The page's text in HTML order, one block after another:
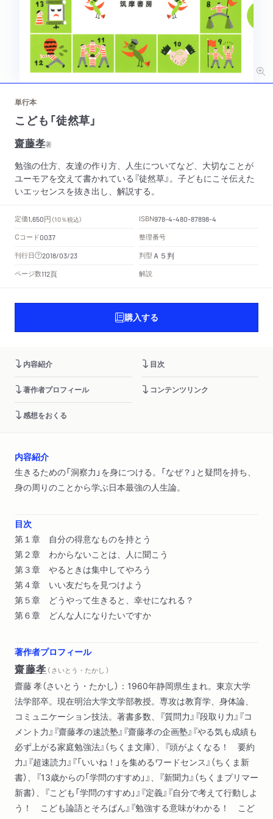
単行本
こども「徒然草」
齋藤孝著
勉強の仕方、友達の作り方、人生についてなど、大切なことが
ユーモアを交えて書かれている『徒然草』。子どもにこそ伝えた
いエッセンスを抜き出し、解説する。
定価1,650円 （10％税込） ISBN978-4-480-87898-4
Cコード0037
整理番号
刊行日
2018/03/23 判型 Ａ５判
ページ数112頁 解説
購入する
内容紹介 目次
著作者プロフィール コンテンツリンク
感想をおくる
内容紹介
生きるための「洞察力」を身につける。「なぜ？」と疑問を持ち、
身の周りのことから学ぶ日本最強の人生論。
目次
第１章 自分の得意なものを持とう
第２章 わからないことは、人に聞こう
第３章 やるときは集中してやろう
第４章 いい友だちを見つけよう
第５章 どうやって生きると、幸せになれる？
第６章 どんな人になりたいですか
著作者プロフィール
齋藤孝 （ さいとう・たかし ）
齋藤 孝（さいとう・たかし）：1960年静岡県生まれ。東京大学
法学部卒。現在明治大学文学部教授。専攻は教育学、身体論、
コミュニケーション技法。著書多数、『質問力』『段取り力』『コ
メント力』『齋藤孝の速読塾』『齋藤孝の企画塾』『やる気も成績も
必ず上がる家庭勉強法』（ちくま文庫）、『頭がよくなる！ 要約
力』『超速読力』『「いいね！」を集めるワードセンス』（ちくま新
書）、『13歳からの「学問のすすめ」』、『新聞力』（ちくまプリマー
新書）、『こども「学問のすすめ」』『定義』『自分で考えて行動しよ
う！ こども論語とそろばん』『勉強する意味がわかる！ こど